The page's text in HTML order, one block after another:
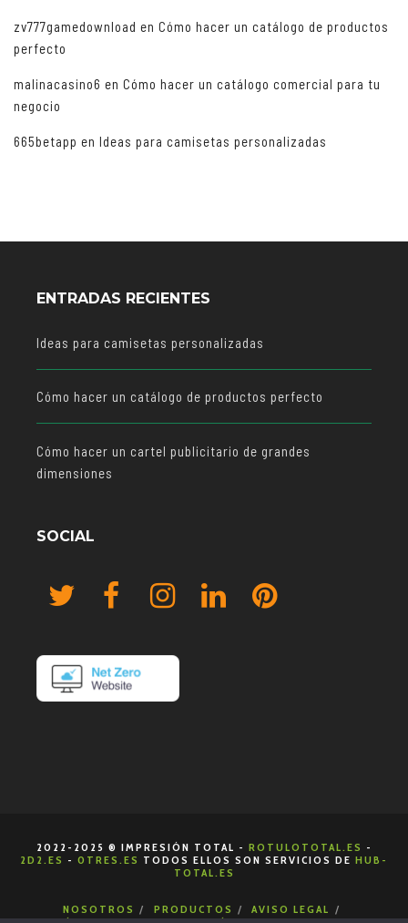
zv777gamedownload en Cómo hacer un catálogo de productos
perfecto
malinacasino6 en Cómo hacer un catálogo comercial para tu
negocio
665betapp en Ideas para camisetas personalizadas
ENTRADAS RECIENTES
Ideas para camisetas personalizadas
Cómo hacer un catálogo de productos perfecto
Cómo hacer un cartel publicitario de grandes
dimensiones
SOCIAL
2022-2025 ® IMPRESIÓN TOTAL - ROTULOTOTAL.ES -
2D2.ES - 0TRES.ES TODOS ELLOS SON SERVICIOS DE HUB-
TOTAL.ES
NOSOTROS PRODUCTOS
AVISO LEGAL